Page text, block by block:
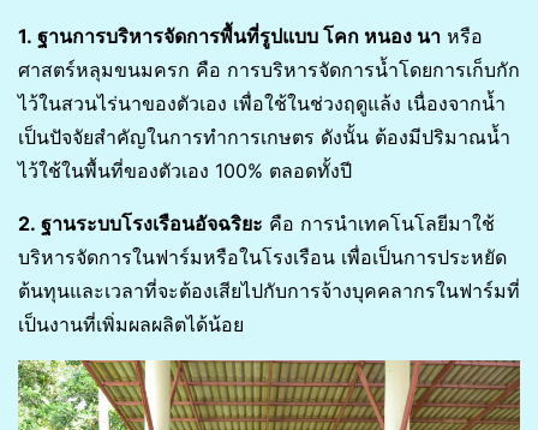
1. ฐานการบริหารจัดการพื้นที่รูปแบบ โคก หนอง นา หรือ
ศาสตร์หลุมขนมครก คือ การบริหารจัดการน้ำโดยการเก็บกัก
ไว้ในสวนไร่นาของตัวเอง เพื่อใช้ในช่วงฤดูแล้ง เนื่องจากน้ำ
เป็นปัจจัยสำคัญในการทำการเกษตร ดังนั้น ต้องมีปริมาณน้ำ
ไว้ใช้ในพื้นที่ของตัวเอง 100% ตลอดทั้งปี
2. ฐานระบบโรงเรือนอัจฉริยะ คือ การนำเทคโนโลยีมาใช้
บริหารจัดการในฟาร์มหรือในโรงเรือน เพื่อเป็นการประหยัด
ต้นทุนและเวลาที่จะต้องเสียไปกับการจ้างบุคคลากรในฟาร์มที่
เป็นงานที่เพิ่มผลผลิตได้น้อย